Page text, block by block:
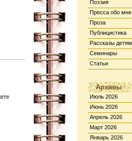
Поэзия
Пресса обо мне
Проза
Публицистика
Рассказы детям
Семинары
Статьи
Архивы
Июль 2026
Июнь 2026
Апрель 2026
Март 2026
Январь 2026